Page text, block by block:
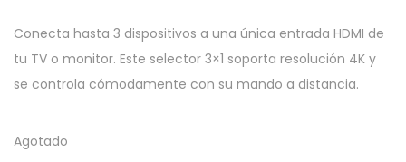
Conecta hasta 3 dispositivos a una única entrada HDMI de
tu TV o monitor. Este selector 3×1 soporta resolución 4K y
se controla cómodamente con su mando a distancia.
Agotado